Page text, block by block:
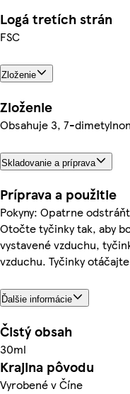
Logá tretích strán
FSC
Zloženie
Zloženie
Obsahuje 3, 7-
Skladovanie a príprava
Príprava a použitie
Pokyny: Opatrne
Otočte tyčinky tak, aby
vystavené vzduchu,
vzduchu. Tyčinky
Ďalšie informácie
Čistý obsah
30ml
Krajina pôvodu
Vyrobené v Číne